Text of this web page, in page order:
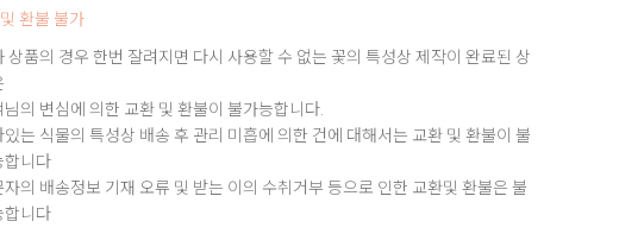
환불 불가
상품의 경우 한번 잘려지면 다시 사용할 수 없는 꽃의 특성상 제작이 완료된 상
님의 변심에 의한 교환 및 환불이 불가능합니다.
있는 식물의 특성상 배송 후 관리 미흡에 의한 건에 대해서는 교환 및 환불이 불
합니다
자의 배송정보 기재 오류 및 받는 이의 수취거부 등으로 인한 교환및 환불은 불
합니다